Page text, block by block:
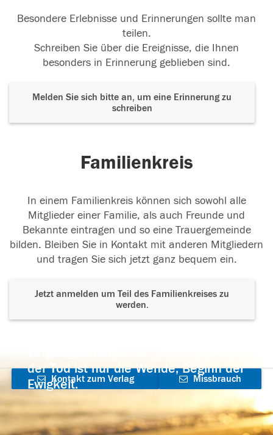
Besondere Erlebnisse und Erinnerungen sollte man
teilen.
Schreiben Sie über die Ereignisse, die Ihnen
besonders in Erinnerung geblieben sind.
Melden Sie sich bitte an, um eine Erinnerung zu
schreiben
Familienkreis
In einem Familienkreis können sich sowohl alle
Mitglieder einer Familie, als auch Freunde und
Bekannte eintragen und so eine Trauergemeinde
bilden. Bleiben Sie in Kontakt mit anderen Mitgliedern
und tragen Sie sich jetzt ganz bequem ein.
Jetzt anmelden um Teil des Familienkreises zu
werden.
der Tod ist nur die Wende, Beginn der
Ewigkeit.
Kontakt zum Verlag
aufnehmen
Missbrauch